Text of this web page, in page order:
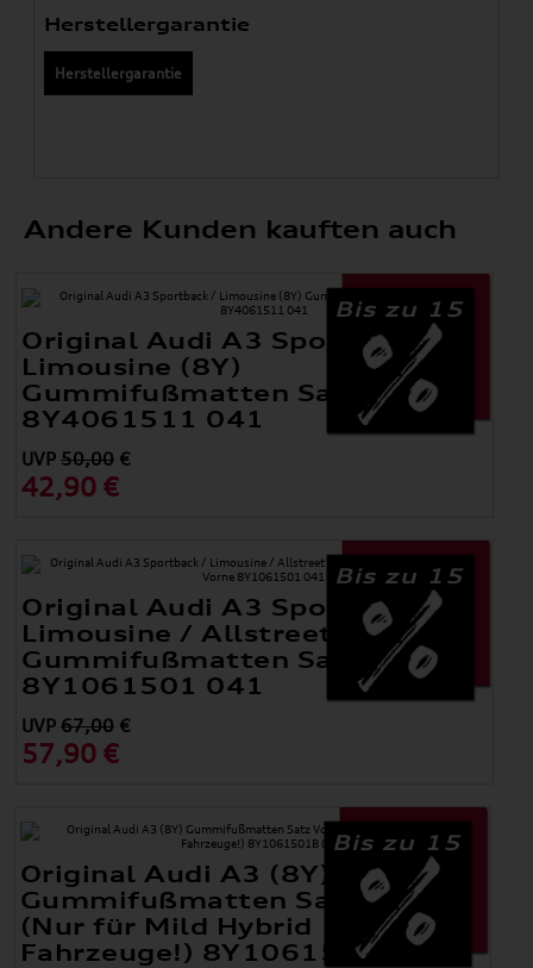
Herstellergarantie
Herstellergarantie
Andere Kunden kauften auch
Bis zu 15
Original Audi A3 Sportback /
Limousine (8Y)
Gummifußmatten Satz Hinten
8Y4061511 041
UVP50,00 €
42,90 €
Bis zu 15
Original Audi A3 Sportback /
Limousine / Allstreet (8Y)
Gummifußmatten Satz Vorne
8Y1061501 041
UVP67,00 €
57,90 €
Bis zu 15
Original Audi A3 (8Y)
Gummifußmatten Satz Vorne
(Nur für Mild Hybrid
Fahrzeuge!) 8Y1061501B 041